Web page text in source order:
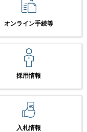
オンライン手続等
採用情報
入札情報